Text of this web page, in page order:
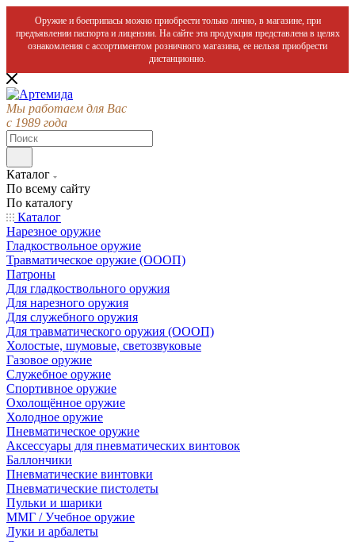
Оружие и боеприпасы можно приобрести только лично, в магазине, при
предъявлении паспорта и лицензии. На сайте эта продукция представлена в целях
ознакомления с ассортиментом розничного магазина, ее нельзя приобрести
дистанционно.
Мы работаем для Вас
с 1989 года
Каталог
По всему сайту
По каталогу
Каталог
Нарезное оружие
Гладкоствольное оружие
Травматическое оружие (ОООП)
Патроны
Для гладкоствольного оружия
Для нарезного оружия
Для служебного оружия
Для травматического оружия (ОООП)
Холостые, шумовые, светозвуковые
Газовое оружие
Служебное оружие
Спортивное оружие
Охолощённое оружие
Холодное оружие
Пневматическое оружие
Аксессуары для пневматических винтовок
Баллончики
Пневматические винтовки
Пневматические пистолеты
Пульки и шарики
ММГ / Учебное оружие
Луки и арбалеты